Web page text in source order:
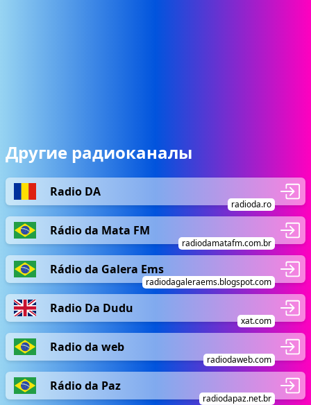
Другие радиоканалы
Radio DA
radioda.ro
Rádio da Mata FM
radiodamatafm.com.br
Rádio da Galera Ems
radiodagaleraems.blogspot.com
Radio Da Dudu
xat.com
Radio da web
radiodaweb.com
Rádio da Paz
radiodapaz.net.br